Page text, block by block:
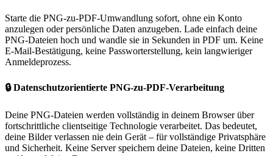
Starte die PNG-zu-PDF-Umwandlung sofort, ohne ein Konto
anzulegen oder persönliche Daten anzugeben. Lade einfach deine
PNG-Dateien hoch und wandle sie in Sekunden in PDF um. Keine
E-Mail-Bestätigung, keine Passworterstellung, kein langwieriger
Anmeldeprozess.
🔒Datenschutzorientierte PNG-zu-PDF-Verarbeitung
Deine PNG-Dateien werden vollständig in deinem Browser über
fortschrittliche clientseitige Technologie verarbeitet. Das bedeutet,
deine Bilder verlassen nie dein Gerät – für vollständige Privatsphäre
und Sicherheit. Keine Server speichern deine Dateien, keine Dritten